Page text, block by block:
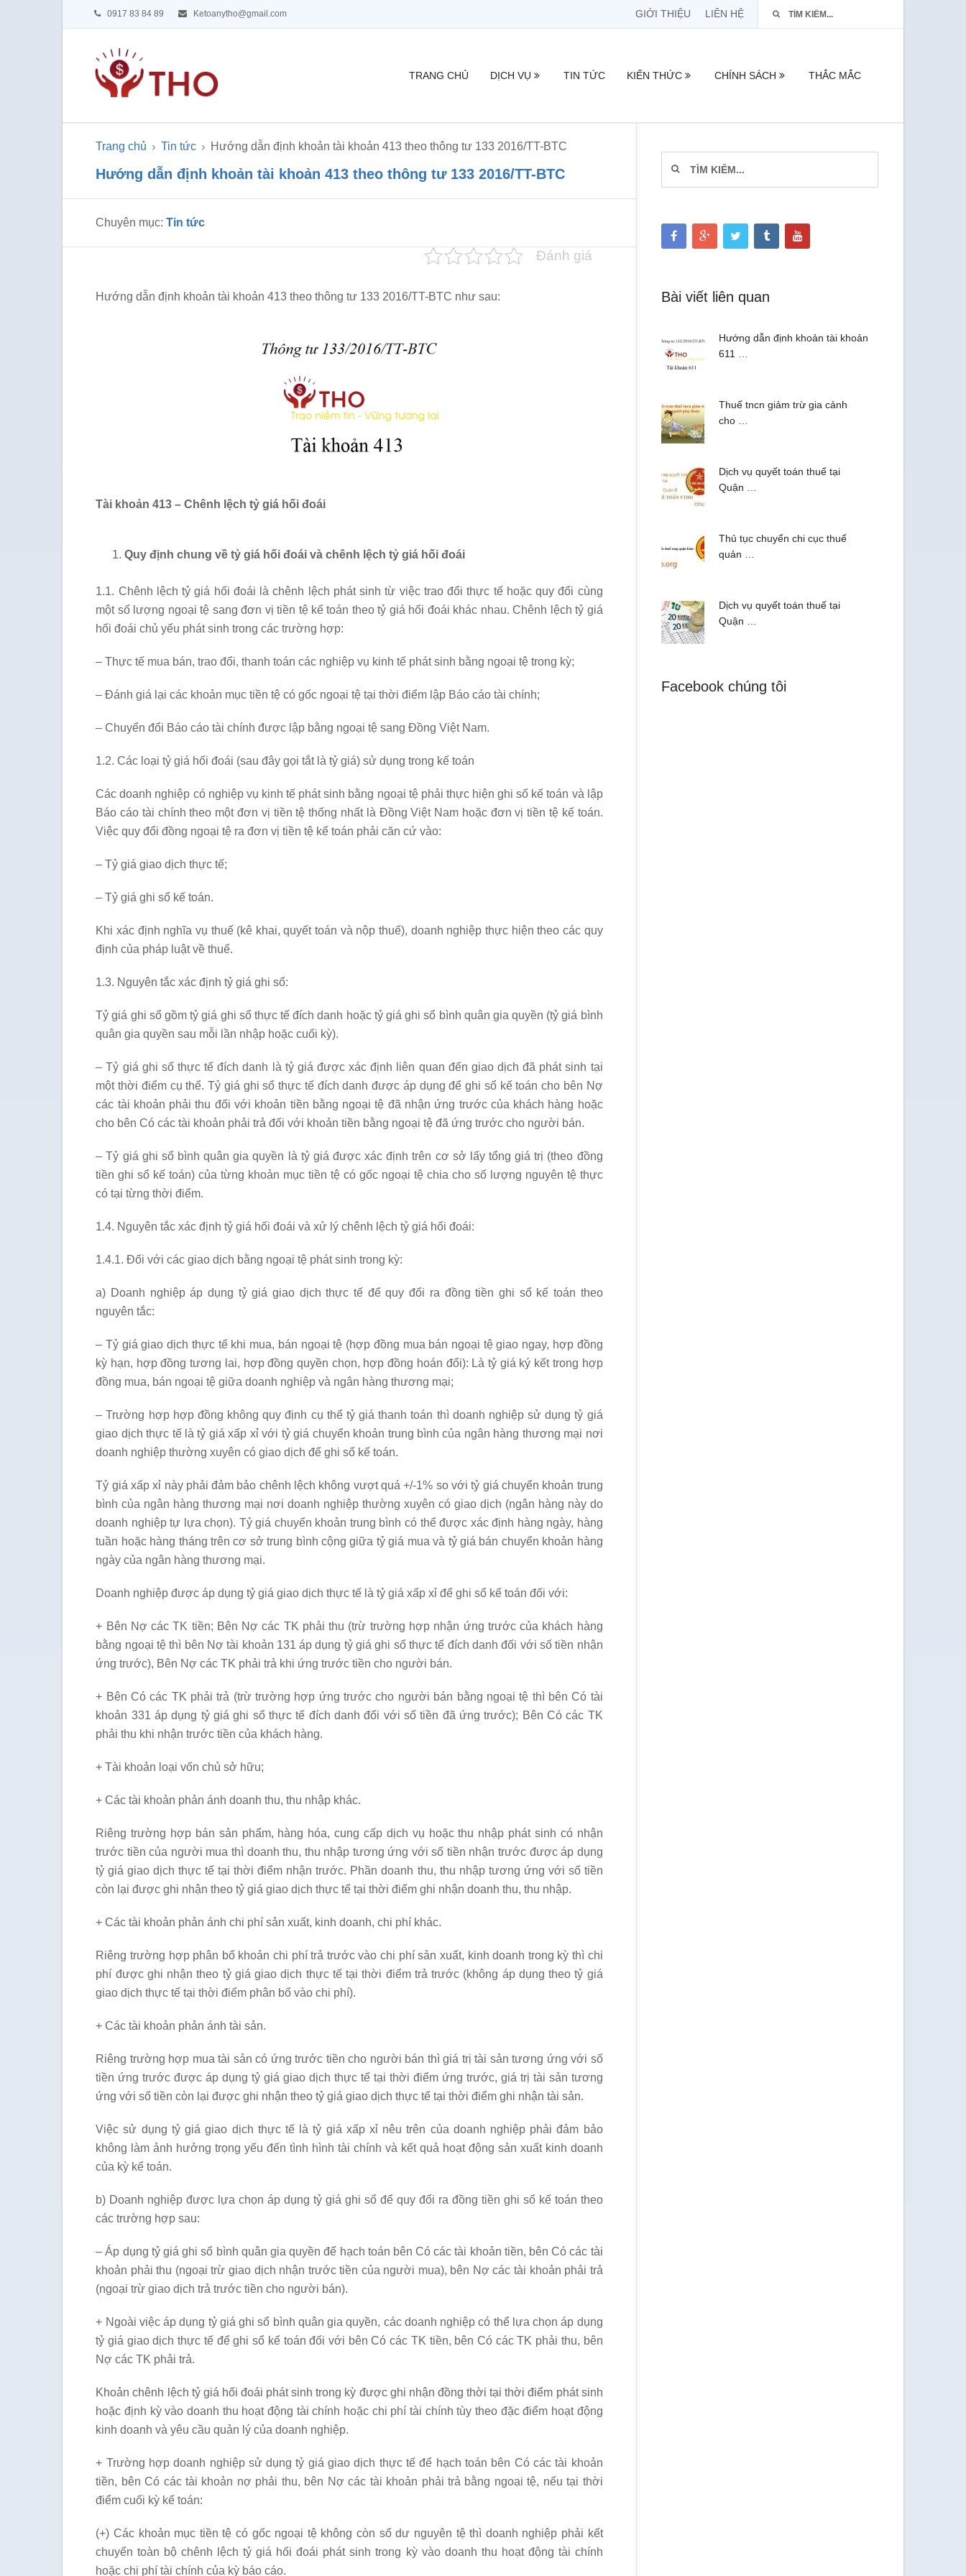
0917 83 84 89 Ketoanytho@gmail.com GIỚI THIỆU LIÊN HỆ
TRANG CHỦ DỊCH VỤ TIN TỨC KIẾN THỨC CHÍNH SÁCH THẮC MẮC
Trang chủ Tin tức Hướng dẫn định khoản tài khoản 413 theo thông tư 133 2016/TT-BTC
Hướng dẫn định khoản tài khoản 413 theo thông tư 133 2016/TT-BTC
Chuyên mục:Tin tức
Đánh giá
Hướng dẫn định khoản tài khoản 413 theo thông tư 133 2016/TT-BTC như sau:
Tài khoản 413 – Chênh lệch tỷ giá hối đoái
Quy định chung về tỷ giá hối đoái và chênh lệch tỷ giá hối đoái
1.1. Chênh lệch tỷ giá hối đoái là chênh lệch phát sinh từ việc trao đổi thực tế hoặc quy đổi cùng
một số lượng ngoại tệ sang đơn vị tiền tệ kế toán theo tỷ giá hối đoái khác nhau. Chênh lệch tỷ giá
hối đoái chủ yếu phát sinh trong các trường hợp:
– Thực tế mua bán, trao đổi, thanh toán các nghiệp vụ kinh tế phát sinh bằng ngoại tệ trong kỳ;
– Đánh giá lại các khoản mục tiền tệ có gốc ngoại tệ tại thời điểm lập Báo cáo tài chính;
– Chuyển đổi Báo cáo tài chính được lập bằng ngoại tệ sang Đồng Việt Nam.
1.2. Các loại tỷ giá hối đoái (sau đây gọi tắt là tỷ giá) sử dụng trong kế toán
Các doanh nghiệp có nghiệp vụ kinh tế phát sinh bằng ngoại tệ phải thực hiện ghi sổ kế toán và lập
Báo cáo tài chính theo một đơn vị tiền tệ thống nhất là Đồng Việt Nam hoặc đơn vị tiền tệ kế toán.
Việc quy đổi đồng ngoại tệ ra đơn vị tiền tệ kế toán phải căn cứ vào:
– Tỷ giá giao dịch thực tế;
– Tỷ giá ghi sổ kế toán.
Khi xác định nghĩa vụ thuế (kê khai, quyết toán và nộp thuế), doanh nghiệp thực hiện theo các quy
định của pháp luật về thuế.
1.3. Nguyên tắc xác định tỷ giá ghi sổ:
Tỷ giá ghi sổ gồm tỷ giá ghi sổ thực tế đích danh hoặc tỷ giá ghi sổ bình quân gia quyền (tỷ giá bình
quân gia quyền sau mỗi lần nhập hoặc cuối kỳ).
– Tỷ giá ghi sổ thực tế đích danh là tỷ giá được xác định liên quan đến giao dịch đã phát sinh tại
một thời điểm cụ thể. Tỷ giá ghi sổ thực tế đích danh được áp dụng để ghi sổ kế toán cho bên Nợ
các tài khoản phải thu đối với khoản tiền bằng ngoại tệ đã nhận ứng trước của khách hàng hoặc
cho bên Có các tài khoản phải trả đối với khoản tiền bằng ngoại tệ đã ứng trước cho người bán.
– Tỷ giá ghi sổ bình quân gia quyền là tỷ giá được xác định trên cơ sở lấy tổng giá trị (theo đồng
tiền ghi sổ kế toán) của từng khoản mục tiền tệ có gốc ngoại tệ chia cho số lượng nguyên tệ thực
có tại từng thời điểm.
1.4. Nguyên tắc xác định tỷ giá hối đoái và xử lý chênh lệch tỷ giá hối đoái:
1.4.1. Đối với các giao dịch bằng ngoại tệ phát sinh trong kỳ:
a) Doanh nghiệp áp dụng tỷ giá giao dịch thực tế để quy đổi ra đồng tiền ghi sổ kế toán theo
nguyên tắc:
– Tỷ giá giao dịch thực tế khi mua, bán ngoại tệ (hợp đồng mua bán ngoại tệ giao ngay, hợp đồng
kỳ hạn, hợp đồng tương lai, hợp đồng quyền chọn, hợp đồng hoán đổi): Là tỷ giá ký kết trong hợp
đồng mua, bán ngoại tệ giữa doanh nghiệp và ngân hàng thương mại;
– Trường hợp hợp đồng không quy định cụ thể tỷ giá thanh toán thì doanh nghiệp sử dụng tỷ giá
giao dịch thực tế là tỷ giá xấp xỉ với tỷ giá chuyển khoản trung bình của ngân hàng thương mại nơi
doanh nghiệp thường xuyên có giao dịch để ghi sổ kế toán.
Tỷ giá xấp xỉ này phải đảm bảo chênh lệch không vượt quá +/-1% so với tỷ giá chuyển khoản trung
bình của ngân hàng thương mại nơi doanh nghiệp thường xuyên có giao dịch (ngân hàng này do
doanh nghiệp tự lựa chọn). Tỷ giá chuyển khoản trung bình có thể được xác định hàng ngày, hàng
tuần hoặc hàng tháng trên cơ sở trung bình cộng giữa tỷ giá mua và tỷ giá bán chuyển khoản hàng
ngày của ngân hàng thương mại.
Doanh nghiệp được áp dụng tỷ giá giao dịch thực tế là tỷ giá xấp xỉ để ghi sổ kế toán đối với:
+ Bên Nợ các TK tiền; Bên Nợ các TK phải thu (trừ trường hợp nhận ứng trước của khách hàng
bằng ngoại tệ thì bên Nợ tài khoản 131 áp dụng tỷ giá ghi sổ thực tế đích danh đối với số tiền nhận
ứng trước), Bên Nợ các TK phải trả khi ứng trước tiền cho người bán.
+ Bên Có các TK phải trả (trừ trường hợp ứng trước cho người bán bằng ngoại tệ thì bên Có tài
khoản 331 áp dụng tỷ giá ghi sổ thực tế đích danh đối với số tiền đã ứng trước); Bên Có các TK
phải thu khi nhận trước tiền của khách hàng.
+ Tài khoản loại vốn chủ sở hữu;
+ Các tài khoản phản ánh doanh thu, thu nhập khác.
Riêng trường hợp bán sản phẩm, hàng hóa, cung cấp dịch vụ hoặc thu nhập phát sinh có nhận
trước tiền của người mua thì doanh thu, thu nhập tương ứng với số tiền nhận trước được áp dụng
tỷ giá giao dịch thực tế tại thời điểm nhận trước. Phần doanh thu, thu nhập tương ứng với số tiền
còn lại được ghi nhận theo tỷ giá giao dịch thực tế tại thời điểm ghi nhận doanh thu, thu nhập.
+ Các tài khoản phản ánh chi phí sản xuất, kinh doanh, chi phí khác.
Riêng trường hợp phân bổ khoản chi phí trả trước vào chi phí sản xuất, kinh doanh trong kỳ thì chi
phí được ghi nhận theo tỷ giá giao dịch thực tế tại thời điểm trả trước (không áp dụng theo tỷ giá
giao dịch thực tế tại thời điểm phân bổ vào chi phí).
+ Các tài khoản phản ánh tài sản.
Riêng trường hợp mua tài sản có ứng trước tiền cho người bán thì giá trị tài sản tương ứng với số
tiền ứng trước được áp dụng tỷ giá giao dịch thực tế tại thời điểm ứng trước, giá trị tài sản tương
ứng với số tiền còn lại được ghi nhận theo tỷ giá giao dịch thực tế tại thời điểm ghi nhận tài sản.
Việc sử dụng tỷ giá giao dịch thực tế là tỷ giá xấp xỉ nêu trên của doanh nghiệp phải đảm bảo
không làm ảnh hưởng trọng yếu đến tình hình tài chính và kết quả hoạt động sản xuất kinh doanh
của kỳ kế toán.
b) Doanh nghiệp được lựa chọn áp dụng tỷ giá ghi sổ để quy đổi ra đồng tiền ghi sổ kế toán theo
các trường hợp sau:
– Áp dụng tỷ giá ghi sổ bình quân gia quyền để hạch toán bên Có các tài khoản tiền, bên Có các tài
khoản phải thu (ngoại trừ giao dịch nhận trước tiền của người mua), bên Nợ các tài khoản phải trả
(ngoại trừ giao dịch trả trước tiền cho người bán).
+ Ngoài việc áp dụng tỷ giá ghi sổ bình quân gia quyền, các doanh nghiệp có thể lựa chọn áp dụng
tỷ giá giao dịch thực tế để ghi sổ kế toán đối với bên Có các TK tiền, bên Có các TK phải thu, bên
Nợ các TK phải trả.
Khoản chênh lệch tỷ giá hối đoái phát sinh trong kỳ được ghi nhận đồng thời tại thời điểm phát sinh
hoặc định kỳ vào doanh thu hoạt động tài chính hoặc chi phí tài chính tùy theo đặc điểm hoạt động
kinh doanh và yêu cầu quản lý của doanh nghiệp.
+ Trường hợp doanh nghiệp sử dụng tỷ giá giao dịch thực tế để hạch toán bên Có các tài khoản
tiền, bên Có các tài khoản nợ phải thu, bên Nợ các tài khoản phải trả bằng ngoại tệ, nếu tại thời
điểm cuối kỳ kế toán:
(+) Các khoản mục tiền tệ có gốc ngoại tệ không còn số dư nguyên tệ thì doanh nghiệp phải kết
chuyển toàn bộ chênh lệch tỷ giá hối đoái phát sinh trong kỳ vào doanh thu hoạt động tài chính
hoặc chi phí tài chính của kỳ báo cáo.
Bài viết liên quan
Hướng dẫn định khoản tài khoản
611 …
Thuế tncn giảm trừ gia cảnh
cho …
Dịch vụ quyết toán thuế tại
Quận …
Thủ tục chuyển chi cục thuế
quản …
Dịch vụ quyết toán thuế tại
Quận …
Facebook chúng tôi